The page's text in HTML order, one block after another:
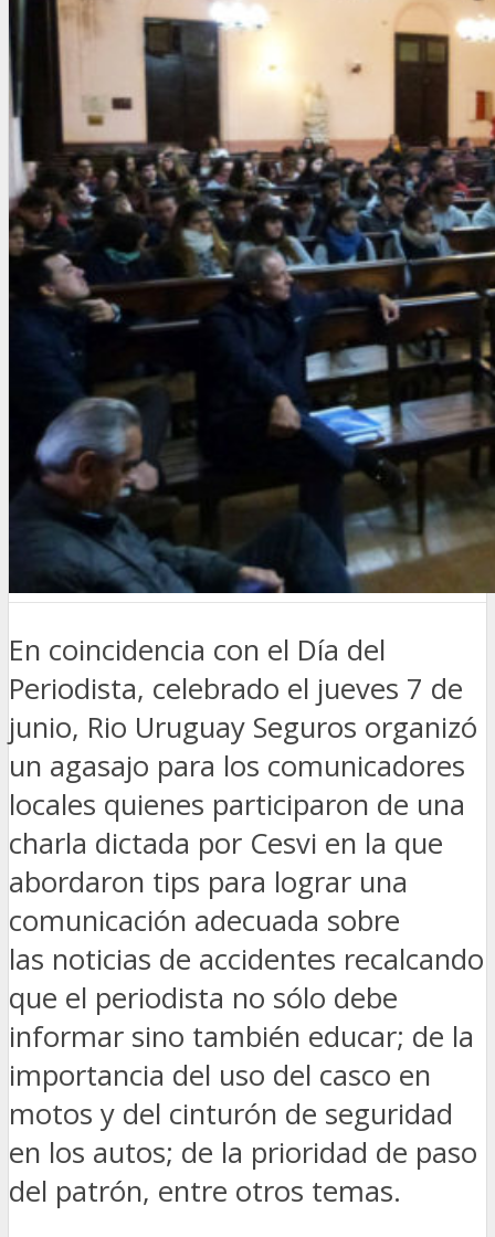
En coincidencia con el Día del
Periodista, celebrado el jueves 7 de
junio, Rio Uruguay Seguros organizó
un agasajo para los comunicadores
locales quienes participaron de una
charla dictada por Cesvi en la que
abordaron tips para lograr una
comunicación adecuada sobre
las noticias de accidentes recalcando
que el periodista no sólo debe
informar sino también educar; de la
importancia del uso del casco en
motos y del cinturón de seguridad
en los autos; de la prioridad de paso
del patrón, entre otros temas.